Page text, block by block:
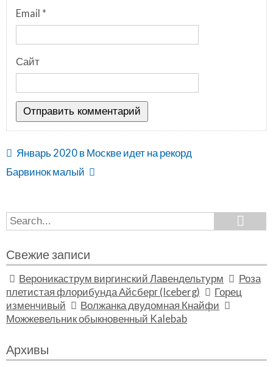
Email *
Сайт
Январь 2020 в Москве идет на рекорд
Барвинок малый
Search
for:
Свежие записи
Вероникаструм виргинский Лавендельтурм
Роза
плетистая флорибунда Айсберг (Iceberg)
Горец
изменчивый
Волжанка двудомная Кнайфи
Можжевельник обыкновенный Kalebab
Архивы